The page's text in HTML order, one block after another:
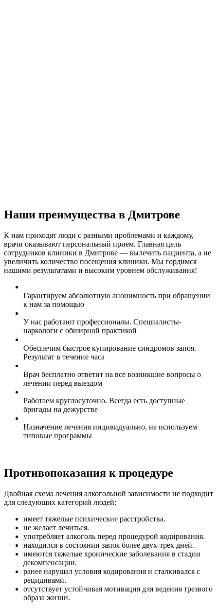
Наши преимущества в Дмитрове
К нам приходят люди с разными проблемами и каждому,
врачи оказывают персональный прием. Главная цель
сотрудников клиники в Дмитрове — вылечить пациента, а не
увеличить количество посещения клиники. Мы гордимся
нашими результатами и высоким уровнем обслуживания!
Гарантируем абсолютную анонимность при обращении
к нам за помощью
У нас работают профессионалы. Специалисты-
наркологи с обширной практикой
Обеспечим быстрое купирование синдромов запоя.
Результат в течение часа
Врач бесплатно ответит на все возникшие вопросы о
лечении перед выездом
Работаем круглосуточно. Всегда есть доступные
бригады на дежурстве
Назначение лечения индивидуально, не используем
типовые программы
Противопоказания к процедуре
Двойная схема лечения алкогольной зависимости не подходит
для следующих категорий людей:
имеет тяжелые психические расстройства.
не желает лечиться.
употребляет алкоголь перед процедурой кодирования.
находился в состоянии запоя более двух-трех дней.
имеются тяжелые хронические заболевания в стадии
декомпенсации.
ранее нарушал условия кодирования и сталкивался с
рецидивами.
отсутствует устойчивая мотивация для ведения трезвого
образа жизни.